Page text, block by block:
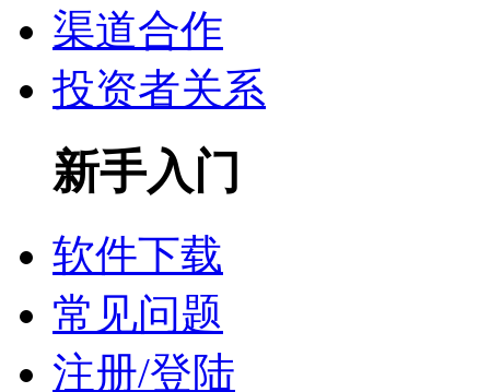
渠道合作
投资者关系
新手入门
软件下载
常见问题
注册/登陆